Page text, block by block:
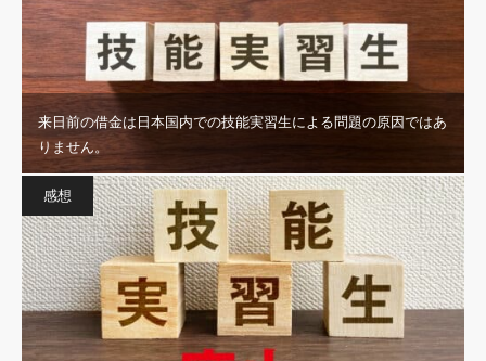
来日前の借金は日本国内での技能実習生による問題の原因ではあ
りません。
感想